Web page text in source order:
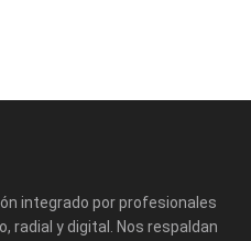
integrado por profesionales
radial y digital. Nos respaldan